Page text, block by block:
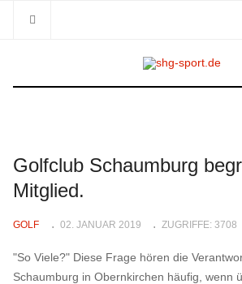
Golfclub Schaumburg
Mitglied.
GOLF 02. JANUAR 2019 ZUGRIFFE: 3708
"So Viele?" Diese Frage hören die
Schaumburg in Obernkirchen häufig, wenn